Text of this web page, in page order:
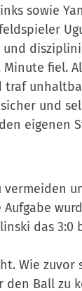
sowie
und
fiel.
und
eigenen
vermeiden
das 3:0
Wie zuvor
Ball zu